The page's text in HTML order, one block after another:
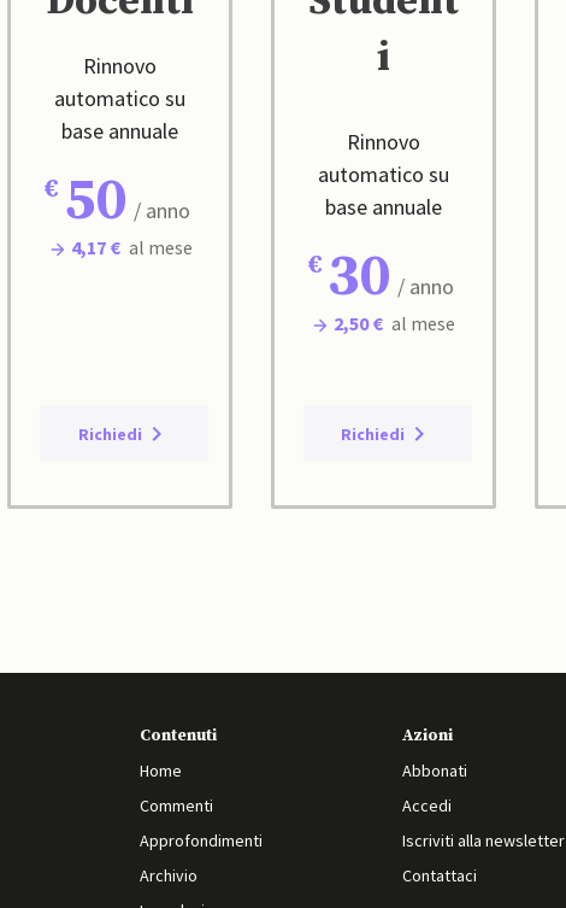
Rinnovo
automatico su
base annuale
50 / anno
4,17 € al mese
Richiedi
i
Rinnovo
automatico su
base annuale
30 / anno
2,50 € al mese
Richiedi
Contenuti
Home
Commenti
Approfondimenti
Archivio
Azioni
Abbonati
Accedi
Iscriviti alla newsletter
Contattaci